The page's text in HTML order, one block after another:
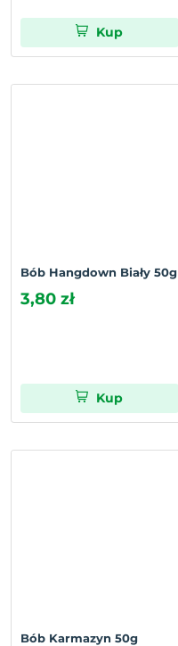
Kup
Bób Hangdown Biały 50g
3,80 zł
Kup
Bób Karmazyn 50g